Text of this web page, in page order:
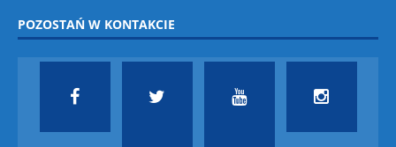
POZOSTAŃ W KONTAKCIE